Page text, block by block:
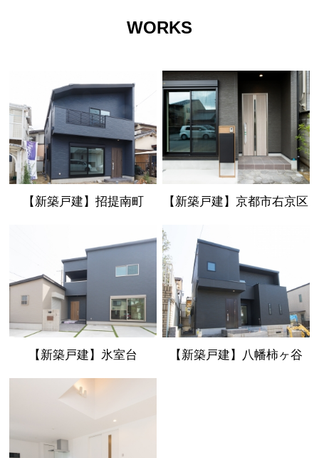
WORKS
【新築戸建】招提南町 【新築戸建】京都市右京区
【新築戸建】氷室台 【新築戸建】八幡柿ヶ谷